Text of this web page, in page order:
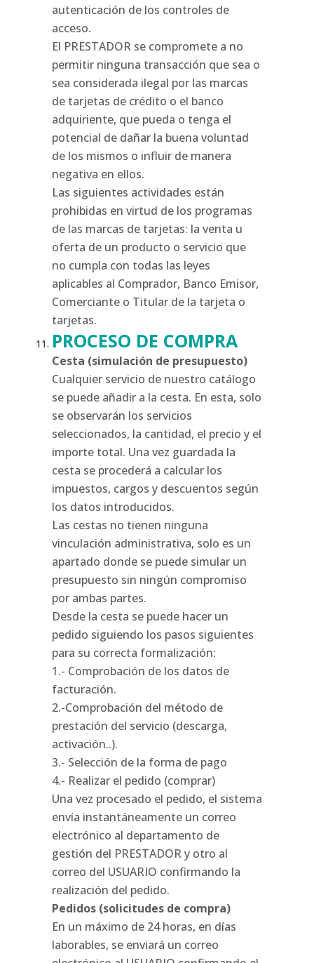
autenticación de los controles de
acceso.
El PRESTADOR se compromete a no
permitir ninguna transacción que sea o
sea considerada ilegal por las marcas
de tarjetas de crédito o el banco
adquiriente, que pueda o tenga el
potencial de dañar la buena voluntad
de los mismos o influir de manera
negativa en ellos.
Las siguientes actividades están
prohibidas en virtud de los programas
de las marcas de tarjetas: la venta u
oferta de un producto o servicio que
no cumpla con todas las leyes
aplicables al Comprador, Banco Emisor,
Comerciante o Titular de la tarjeta o
tarjetas.
PROCESO DE COMPRA
Cesta (simulación de presupuesto)
Cualquier servicio de nuestro catálogo
se puede añadir a la cesta. En esta, solo
se observarán los servicios
seleccionados, la cantidad, el precio y el
importe total. Una vez guardada la
cesta se procederá a calcular los
impuestos, cargos y descuentos según
los datos introducidos.
Las cestas no tienen ninguna
vinculación administrativa, solo es un
apartado donde se puede simular un
presupuesto sin ningún compromiso
por ambas partes.
Desde la cesta se puede hacer un
pedido siguiendo los pasos siguientes
para su correcta formalización:
1.- Comprobación de los datos de
facturación.
2.-Comprobación del método de
prestación del servicio (descarga,
activación..).
3.- Selección de la forma de pago
4.- Realizar el pedido (comprar)
Una vez procesado el pedido, el sistema
envía instantáneamente un correo
electrónico al departamento de
gestión del PRESTADOR y otro al
correo del USUARIO confirmando la
realización del pedido.
Pedidos (solicitudes de compra)
En un máximo de 24 horas, en días
laborables, se enviará un correo